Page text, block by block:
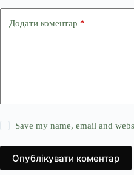
Додати коментар *
Save my name, email and
Опублікувати коментар